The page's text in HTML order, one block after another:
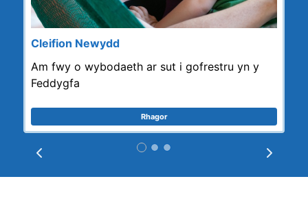
Cleifion Newydd
Am fwy o wybodaeth ar sut i gofrestru yn y
Feddygfa
Rhagor
Prev Next